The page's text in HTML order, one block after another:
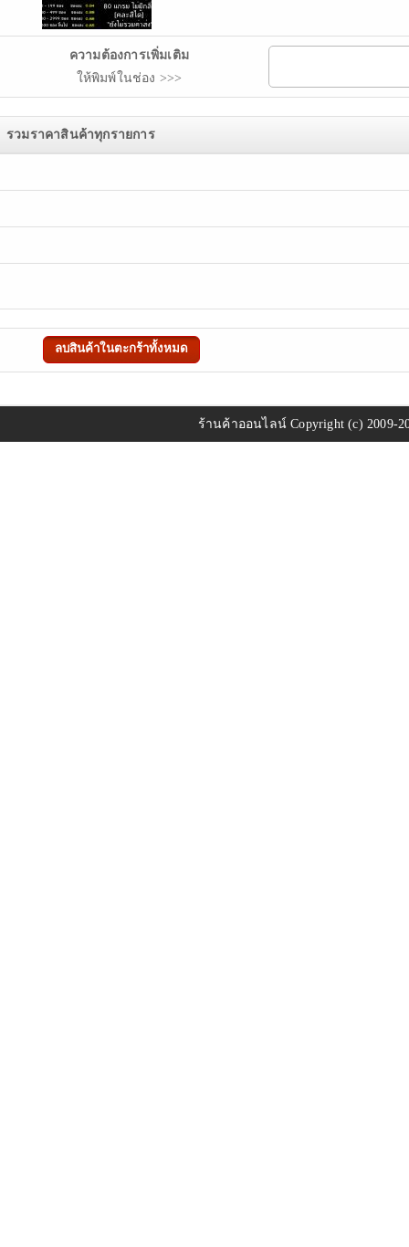
ความต้องการเพิ่มเติม
ให้พิมพ์ในช่อง >>>
รวมราคาสินค้าทุกรายการ
ร้านค้าออนไลน์Copyright (c) 2009-